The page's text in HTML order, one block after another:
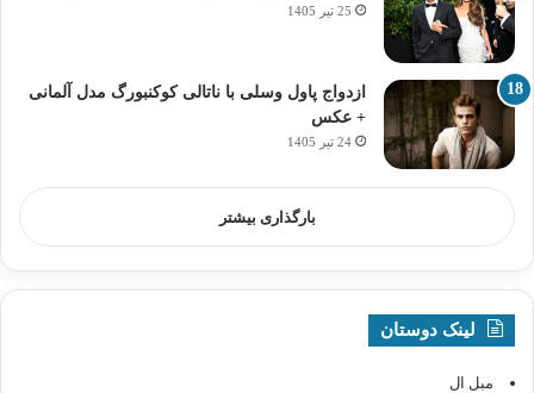
25 تیر 1405
ازدواج پاول وسلی با ناتالی کوکنبورگ مدل آلمانی
+ عکس
24 تیر 1405
بارگذاری بیشتر
لینک دوستان
مبل ال